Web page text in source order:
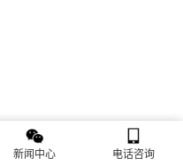
新闻中心 电话咨询